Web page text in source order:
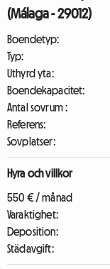
(Málaga - 29012)
Boendetyp:
Typ:
Uthyrd yta:
Boendekapacitet:
Antal sovrum :
Referens:
Sovplatser:
Hyra och villkor
550 € / månad
Varaktighet:
Deposition:
Städavgift: